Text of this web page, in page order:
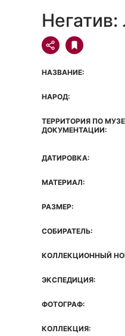
НАЗВАНИЕ:
НАРОД:
ТЕРРИТОРИЯ ПО
ДОКУМЕНТАЦИИ:
ДАТИРОВКА:
МАТЕРИАЛ:
РАЗМЕР:
СОБИРАТЕЛЬ:
КОЛЛЕКЦИОННЫЙ
ЭКСПЕДИЦИЯ:
ФОТОГРАФ:
КОЛЛЕКЦИЯ: